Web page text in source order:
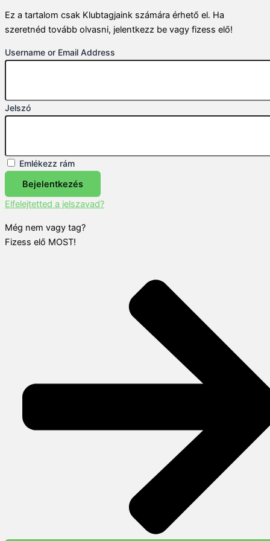
Ez a tartalom csak Klubtagjaink számára érhető el. Ha
szeretnéd tovább olvasni, jelentkezz be vagy fizess elő!
Username or Email Address
Jelszó
Emlékezz rám
Bejelentkezés
Elfelejtetted a jelszavad?
Még nem vagy tag?
Fizess elő MOST!